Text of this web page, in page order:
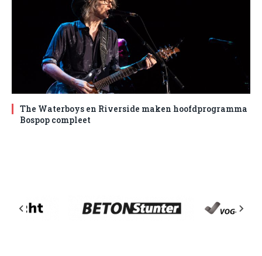
The Waterboys en Riverside maken hoofdprogramma
Bospop compleet